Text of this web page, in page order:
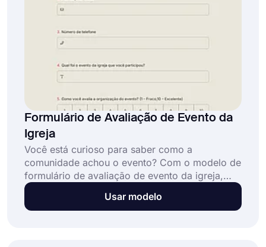
Formulário de Avaliação de Evento da
Igreja
Você está curioso para saber como a
comunidade achou o evento? Com o modelo de
formulário de avaliação de evento da igreja,
você pode descobrir o que as pessoas gostam
e não gostam nos eventos da igreja. Você pode
Usar modelo